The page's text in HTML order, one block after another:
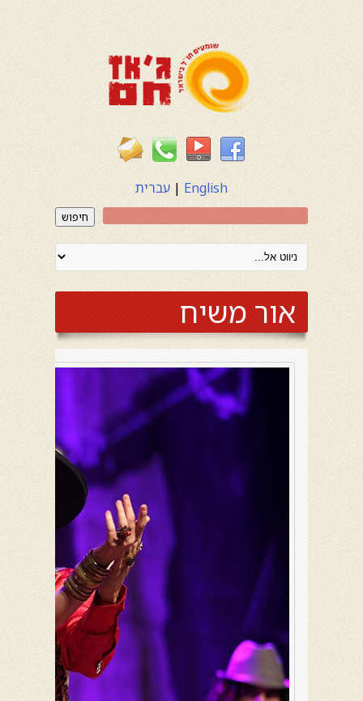
English
| עברית
חיפוש
אור משיח